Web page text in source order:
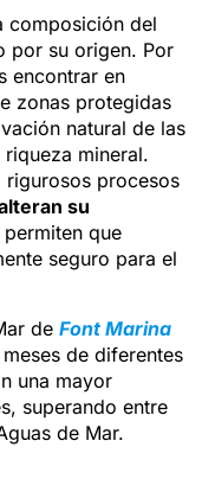
composición del
por su origen. Por
encontrar en
zonas protegidas
natural de las
mineral.
rigurosos procesos
su
que
seguro para el
de Font Marina
de diferentes
una mayor
superando entre
de Mar.